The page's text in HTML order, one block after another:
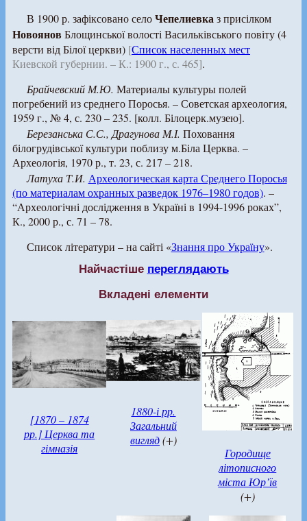
В 1900 р. зафіксовано селоЧепелиевка з присілком
Новоянов Блощинської волості Васильківського повіту (4
версти від Білої церкви) [Список населенных мест
Киевской губернии. – К.: 1900 г., с. 465].
Брайчевский М.Ю. Материалы культуры полей
погребений из среднего Поросья. – Советская археология,
1959 г., № 4, с. 230 – 235. [колл. Білоцерк.музею].
Березанська С.С., Драгунова М.І. Поховання
білогрудівської культури поблизу м.Біла Церква. –
Археологія, 1970 р., т. 23, с. 217 – 218.
Латуха Т.И. Археологическая карта Среднего Поросья
(по материалам охранных разведок 1976–1980 годов). –
“Археологічні дослідження в Україні в 1994-1996 роках”,
К., 2000 р., с. 71 – 78.
Список літератури – на сайті «Знання про Україну».
Найчастіше переглядають
Вкладені елементи
[1870 – 1874
рр.] Церква та
гімназія
1880-і рр.
Загальний
вигляд(+)
Городище
літописного
міста Юр’їв
(+)